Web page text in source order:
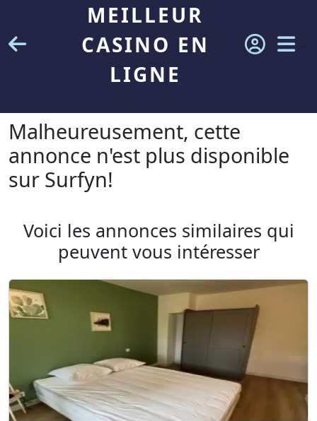
MEILLEUR
CASINO EN
LIGNE
Malheureusement, cette
annonce n'est plus disponible
sur Surfyn!
Voici les annonces similaires qui
peuvent vous intéresser